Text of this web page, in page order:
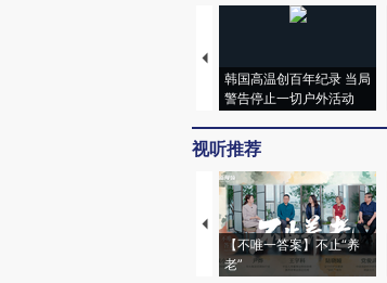
韩国高温创百年纪录 当局
警告停止一切户外活动
视听推荐
【不唯一答案】不止“养
老”